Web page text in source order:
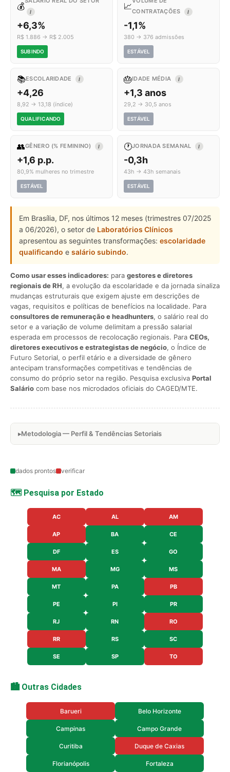
💰
I
+6,3%
R$ 1.886 → R$ 2.005
SUBINDO
📈CONTRATAÇÕES
I
-1,1%
380 → 376 admissões
ESTÁVEL
📚ESCOLARIDADE I
+4,26
8,92 → 13,18 (índice)
QUALIFICANDO
🎂IDADE MÉDIA I
+1,3 anos
29,2 → 30,5 anos
ESTÁVEL
👥GÊNERO (% FEMININO) I
+1,6 p.p.
80,9% mulheres no trimestre
ESTÁVEL
🕐JORNADA SEMANAL I
-0,3h
43h → 43h semanais
ESTÁVEL
Em Brasília, DF, nos últimos 12 meses (trimestres 07/2025
a 06/2026), o setor de Laboratórios Clínicos
apresentou as seguintes transformações: escolaridade
qualificando e salário subindo.
Como usar esses indicadores: para gestores e diretores
regionais de RH, a evolução da escolaridade e da jornada sinaliza
mudanças estruturais que exigem ajuste em descrições de
vagas, requisitos e políticas de benefícios na localidade. Para
consultores de remuneração e headhunters, o salário real do
setor e a variação de volume delimitam a pressão salarial
esperada em processos de recolocação regionais. Para CEOs,
diretores executivos e estrategistas de negócio, o Índice de
Futuro Setorial, o perfil etário e a diversidade de gênero
antecipam transformações competitivas e tendências de
consumo do próprio setor na região. Pesquisa exclusiva Portal
Salário com base nos microdados oficiais do CAGED/MTE.
Metodologia — Perfil & Tendências Setoriais
dados prontos verificar
🗺️ Pesquisa por Estado
AC AL AM
AP BA CE
DF ES GO
MA MG MS
MT PA PB
PE PI PR
RJ RN RO
RR RS SC
SE SP TO
🏙️ Outras Cidades
Barueri Belo Horizonte
Campinas Campo Grande
Curitiba Duque de Caxias
Florianópolis Fortaleza